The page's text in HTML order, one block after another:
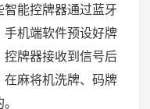
能控牌器通过蓝牙
机端软件预设好牌
牌器接收到信号后
麻将机洗牌、码牌